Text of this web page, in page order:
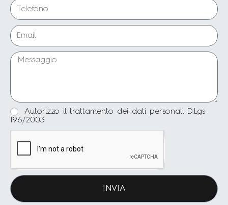
Autorizzo il trattamento dei dati personali D.Lgs
196/2003
INVIA